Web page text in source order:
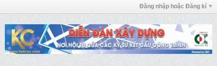
Đăng nhập hoặc Đăng kí